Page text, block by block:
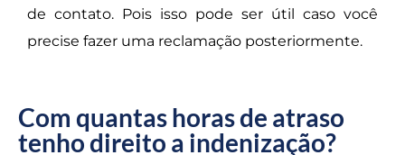
de contato. Pois isso pode ser útil caso você
precise fazer uma reclamação posteriormente.
Com quantas horas de atraso
tenho direito a indenização?